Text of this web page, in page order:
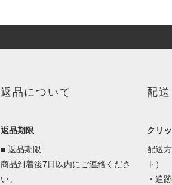
返品について
返品期限
■ 返品期限
商品到着後7日以内にご連絡くださ
い。
配
クリ
配送
ト）
・追